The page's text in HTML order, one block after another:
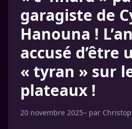
garagiste de
Hanouna !
accusé d’être
« tyran » sur
plateaux !
20 novembre 2025– par